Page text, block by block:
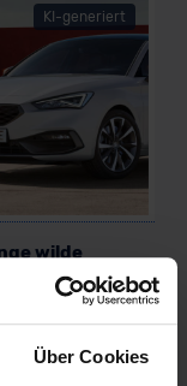
Über Cookies
KI-generiert
wilde
KI-generiert